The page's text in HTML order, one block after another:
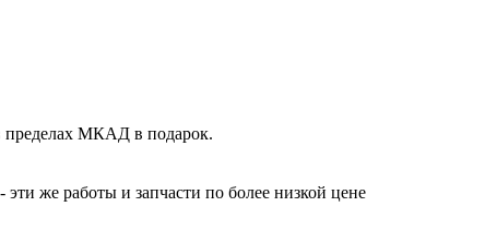
пределах МКАД в подарок.
же работы и запчасти по более низкой цене